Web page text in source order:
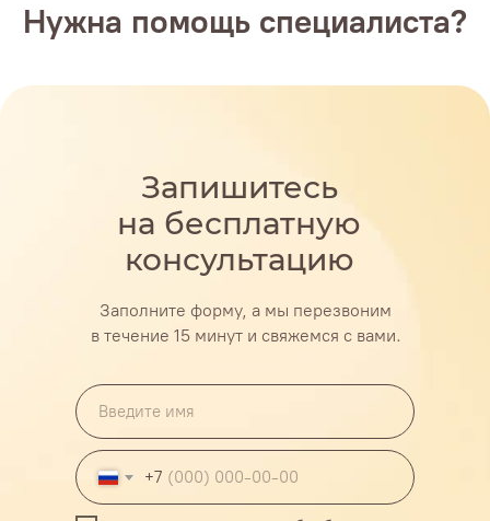
Нужна помощь специалиста?
Запишитесь
на бесплатную
консультацию
Заполните форму, а мы перезвоним
в течение 15 минут и свяжемся с вами.
+7
ПОЛУЧИТЬ БЕСПЛАТНУЮ КОНСУЛЬТАЦИЮ
Построить маршрут
Ежедневно: 09:00-21:00